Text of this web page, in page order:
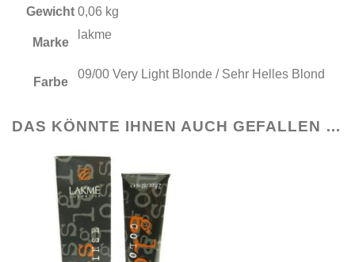
Gewicht 0,06 kg
Marke
lakme
Farbe
09/00 Very Light Blonde / Sehr Helles Blond
DAS KÖNNTE IHNEN AUCH GEFALLEN …